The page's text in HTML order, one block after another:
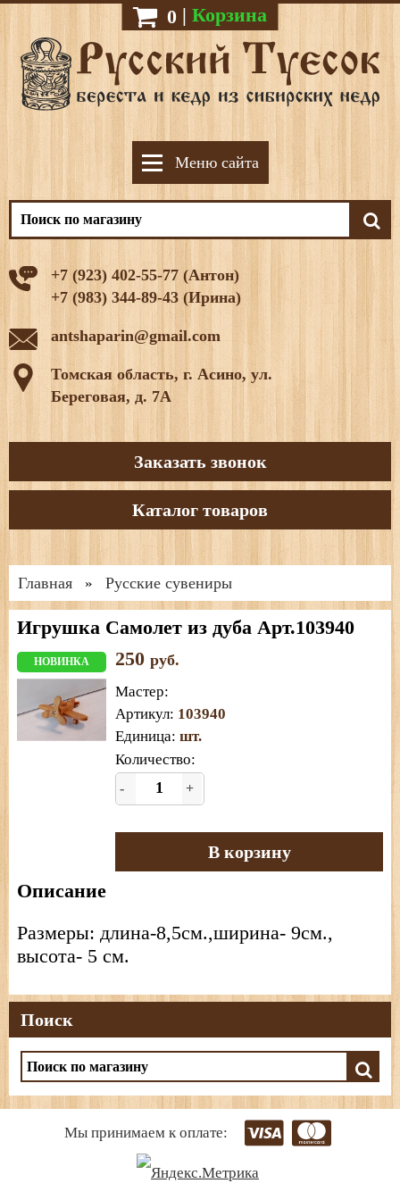
0 | Корзина
Меню сайта
+7 (923) 402-55-77 (Антон)
+7 (983) 344-89-43 (Ирина)
antshaparin@gmail.com
Томская область, г. Асино, ул.
Береговая, д. 7А
Заказать звонок
Каталог товаров
Главная » Русские сувениры
Игрушка Самолет из дуба Арт.103940
НОВИНКА 250 руб.
Мастер:
Артикул: 103940
Единица: шт.
Количество:
- +
В корзину
Описание
Размеры: длина-8,5см.,ширина- 9см.,
высота- 5 см.
Поиск
Мы принимаем к оплате: